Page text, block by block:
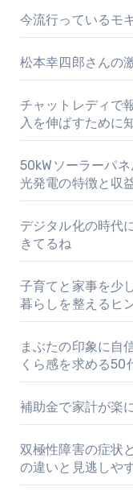
今流行っているモ
松本幸四郎さんの
チャットレディで
入を伸ばすために
50kWソーラーパ
光発電の特徴と収
デジタル化の時代
きてるね
子育てと家事を少
暮らしを整えるヒ
まぶたの印象に自
くら感を求める50
補助金で家計が楽
双極性障害の症状
の違いと見逃しや